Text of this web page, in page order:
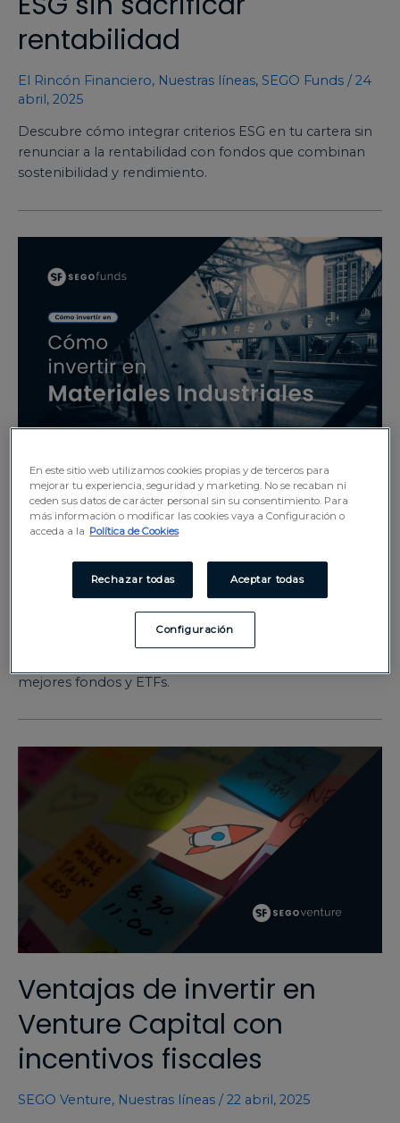
rentabilidad
El Rincón Financiero, Nuestras líneas, SEGO Funds /24
abril, 2025
Descubre cómo integrar criterios ESG en tu cartera sin
renunciar a la rentabilidad con fondos que combinan
sostenibilidad y rendimiento.
Cómo invertir en el sector
de los materiales
SEGO Funds
mejores fondos y ETFs.
Ventajas de invertir en
Venture Capital con
incentivos fiscales
SEGO Venture, Nuestras líneas /22 abril, 2025
En este sitio web utilizamos cookies propias y de terceros para
mejorar tu experiencia, seguridad y marketing. No se recaban ni
ceden sus datos de carácter personal sin su consentimiento. Para
más información o modificar las cookies vaya a Configuración o
acceda a la Política de Cookies
Rechazar todas Aceptar todas
Configuración